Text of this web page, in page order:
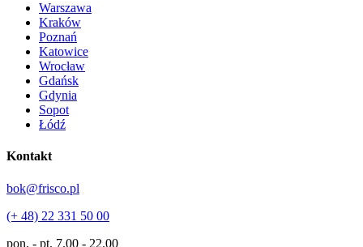
Warszawa
Kraków
Poznań
Katowice
Wrocław
Gdańsk
Gdynia
Sopot
Łódź
Kontakt
bok@frisco.pl
(+ 48) 22 331 50 00
pon. - pt. 7.00 - 22.00